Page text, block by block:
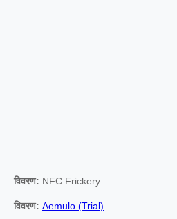
विवरण: NFC Frickery
विवरण: Aemulo (Trial)